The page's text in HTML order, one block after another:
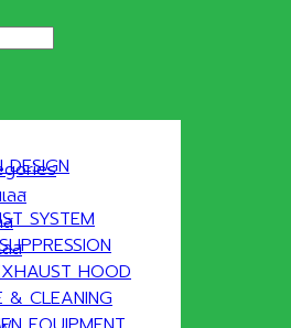
DESIGN
SYSTEM
HOOD
& CLEANING
ลส
ส